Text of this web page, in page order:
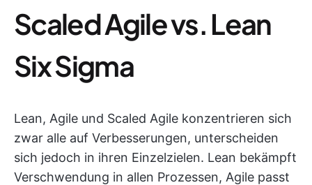
Scaled Agile vs. Lean
Six Sigma
Lean, Agile und Scaled Agile konzentrieren sich
zwar alle auf Verbesserungen, unterscheiden
sich jedoch in ihren Einzelzielen. Lean bekämpft
Verschwendung in allen Prozessen, Agile passt